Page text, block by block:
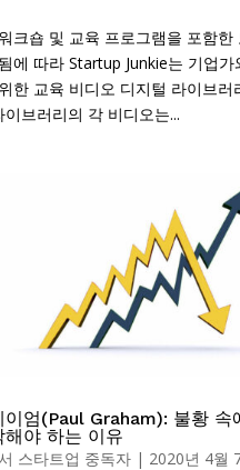
크숍 및 교육 프로그램을 포함한
에 따라 Startup Junkie는 기업가
한 교육 비디오 디지털 라이브러
이브러리의 각 비디오는...
이엄(Paul Graham): 불황 속
해야 하는 이유
스타트업 중독자| 2020년 4월